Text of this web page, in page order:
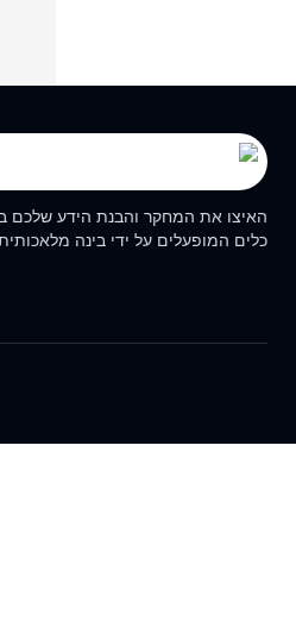
האיצו את המחקר והבנת הידע שלכם
כלים המופעלים על ידי בינה